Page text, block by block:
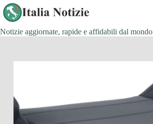
Salta
al
contenuto
Notizie aggiornate, rapide e affidabili dal mondo